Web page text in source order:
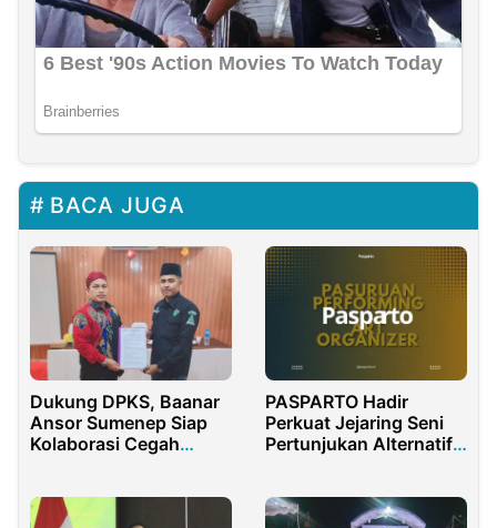
BACA JUGA
Dukung DPKS, Baanar
Ansor Sumenep Siap
Kolaborasi Cegah
PASPARTO Hadir
Perkuat Jejaring Seni
Pertunjukan Alternatif